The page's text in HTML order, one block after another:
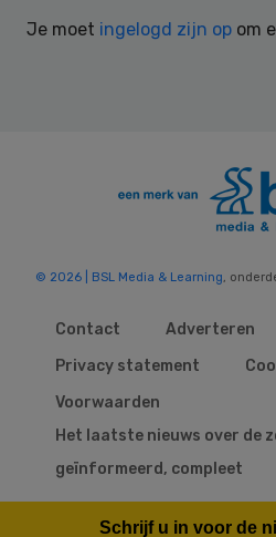
Je moet ingelogd zijn op om
© 2026 | BSL Media & Learning,
Contact
Adverteren
Privacy statement
Voorwaarden
Het laatste nieuws over de
geïnformeerd, compleet
Schrijf u in voor de